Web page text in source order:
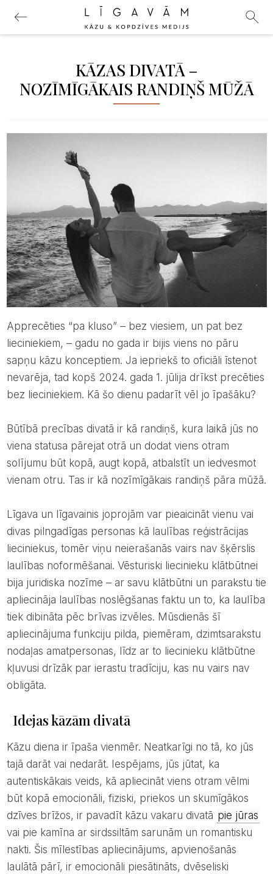
KĀZAS DIVATĀ –
NOZĪMĪGĀKAIS RANDIŅŠ MŪŽĀ
Apprecēties “pa kluso” – bez viesiem, un pat bez
lieciniekiem, – gadu no gada ir bijis viens no pāru
sapņu kāzu konceptiem. Ja iepriekš to oficiāli īstenot
nevarēja, tad kopš 2024. gada 1. jūlija drīkst precēties
bez lieciniekiem. Kā šo dienu padarīt vēl jo īpašāku?
Būtībā precības divatā ir kā randiņš, kura laikā jūs no
viena statusa pārejat otrā un dodat viens otram
solījumu būt kopā, augt kopā, atbalstīt un iedvesmot
vienam otru. Tas ir kā nozīmīgākais randiņš pāra mūžā.
Līgava un līgavainis joprojām var pieaicināt vienu vai
divas pilngadīgas personas kā laulības reģistrācijas
lieciniekus, tomēr viņu neierašanās vairs nav šķērslis
laulības noformēšanai. Vēsturiski liecinieku klātbūtnei
bija juridiska nozīme – ar savu klātbūtni un parakstu tie
apliecināja laulības noslēgšanas faktu un to, ka laulība
tiek dibināta pēc brīvas izvēles. Mūsdienās šī
apliecinājuma funkciju pilda, piemēram, dzimtsarakstu
nodaļas amatpersonas, līdz ar to liecinieku klātbūtne
kļuvusi drīzāk par ierastu tradīciju, kas nu vairs nav
obligāta.
Idejas kāzām divatā
Kāzu diena ir īpaša vienmēr. Neatkarīgi no tā, ko jūs
tajā darāt vai nedarāt. Iespējams, jūs jūtat, ka
autentiskākais veids, kā apliecināt viens otram vēlmi
būt kopā emocionāli, fiziski, priekos un skumīgākos
dzīves brīžos, ir pavadīt kāzu vakaru divatā pie jūras
vai pie kamīna ar sirdssiltām sarunām un romantisku
nakti. Šis mīlestības apliecinājums, apvienošanās
laulātā pārī, ir emocionāli piesātināts, dvēseliski